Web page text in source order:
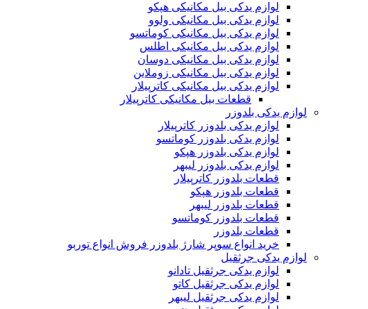
لوازم یدکی بیل مکانیکی هپکو
لوازم یدکی بیل مکانیکی ولوو
لوازم یدکی بیل مکانیکی کوماتسو
لوازم یدکی بیل مکانیکی اطلس
لوازم یدکی بیل مکانیکی دوسان
لوازم یدکی بیل مکانیکی زوملاین
لوازم یدکی بیل مکانیکی کاترپیلار
قطعات بیل مکانیکی کاترپیلار
لوازم یدکی بلدوزر
لوازم یدکی بلدوزر کاترپیلار
لوازم یدکی بلدوزر کوماتسو
لوازم یدکی بلدوزر هپکو
لوازم یدکی بلدوزر لیبهر
قطعات بلدوزر کاترپیلار
قطعات بلدوزر هپکو
قطعات بلدوزر لیبهر
قطعات بلدوزر کوماتسو
قطعات بلدوزر
خرید انواع سوپر شارژ بلدوزر فروش انواع توربو
لوازم یدکی جرثقیل
لوازم یدکی جرثقیل تادانو
لوازم یدکی جرثقیل کاتو
لوازم یدکی جرثقیل لیبهر